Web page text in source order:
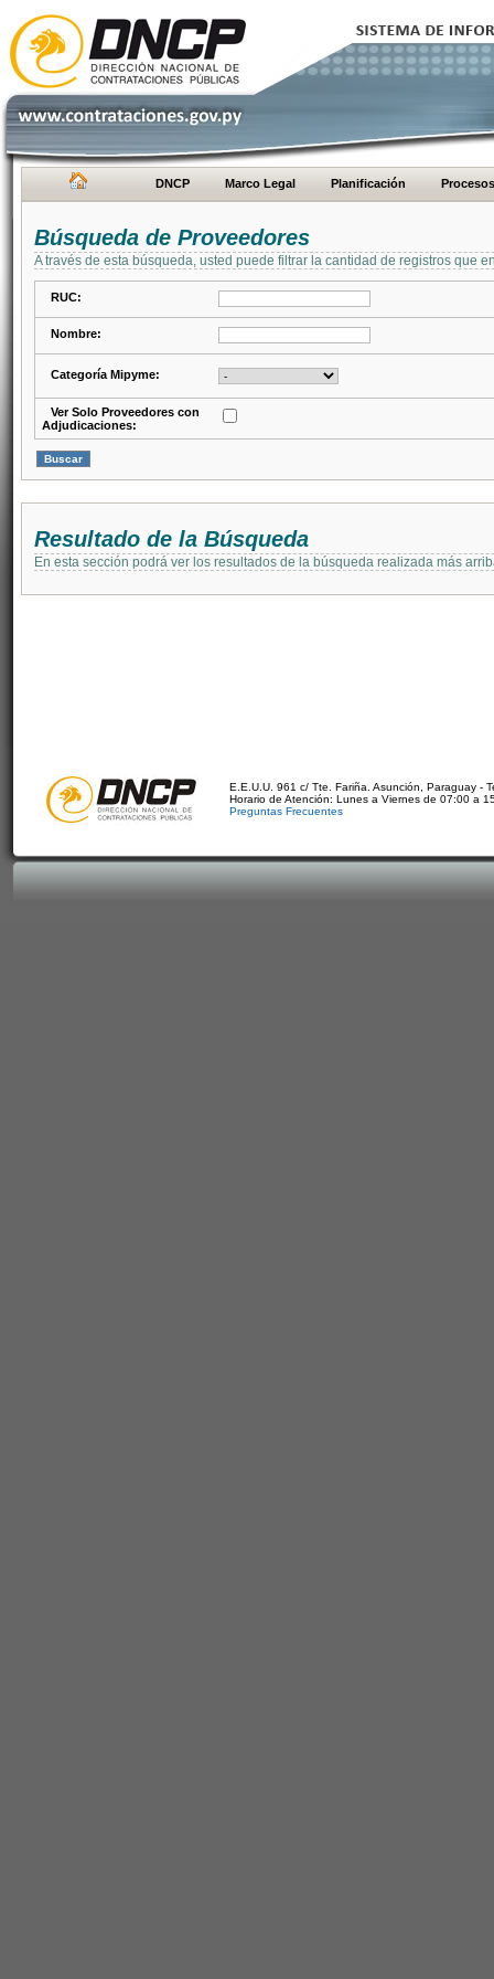
DNCP Marco Legal Planificación Procesos
Búsqueda de Proveedores
A través de esta búsqueda, usted puede filtrar la cantidad de registros que
RUC:
Nombre:
Categoría Mipyme:
Ver Solo Proveedores con
Adjudicaciones:
Resultado de la Búsqueda
En esta sección podrá ver los resultados de la búsqueda realizada más
E.E.U.U. 961 c/ Tte. Fariña. Asunción, Paraguay -
Horario de Atención: Lunes a Viernes de 07:00 a
Preguntas Frecuentes